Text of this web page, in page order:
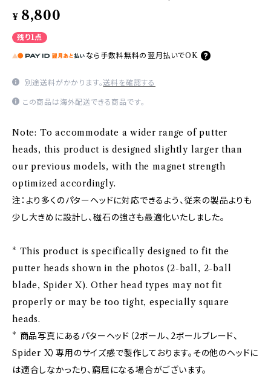
¥ 8,800
残り1点
なら 手数料無料の 翌月払いでOK
別途送料がかかります。送料を確認する
この商品は海外配送できる商品です。
Note: To accommodate a wider range of putter
heads, this product is designed slightly larger than
our previous models, with the magnet strength
optimized accordingly.
注：より多くのパターヘッドに対応できるよう、従来の製品よりも
少し大きめに設計し、磁石の強さも最適化いたしました。
* This product is specifically designed to fit the
putter heads shown in the photos (2-ball, 2-ball
blade, Spider X). Other head types may not fit
properly or may be too tight, especially square
heads.
* 商品写真にあるパターヘッド（2ボール、2ボールブレード、
Spider X）専用のサイズ感で製作しております。その他のヘッドに
は適合しなかったり、窮屈になる場合がございます。